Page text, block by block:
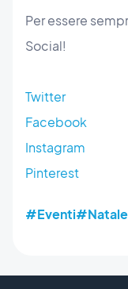
Per essere
Social!
Twitter
Facebook
Instagram
Pinterest
#Eventi#Natale